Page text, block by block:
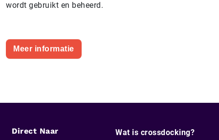
wordt gebruikt en beheerd.
Meer informatie
Direct Naar
Wat is crossdocking?